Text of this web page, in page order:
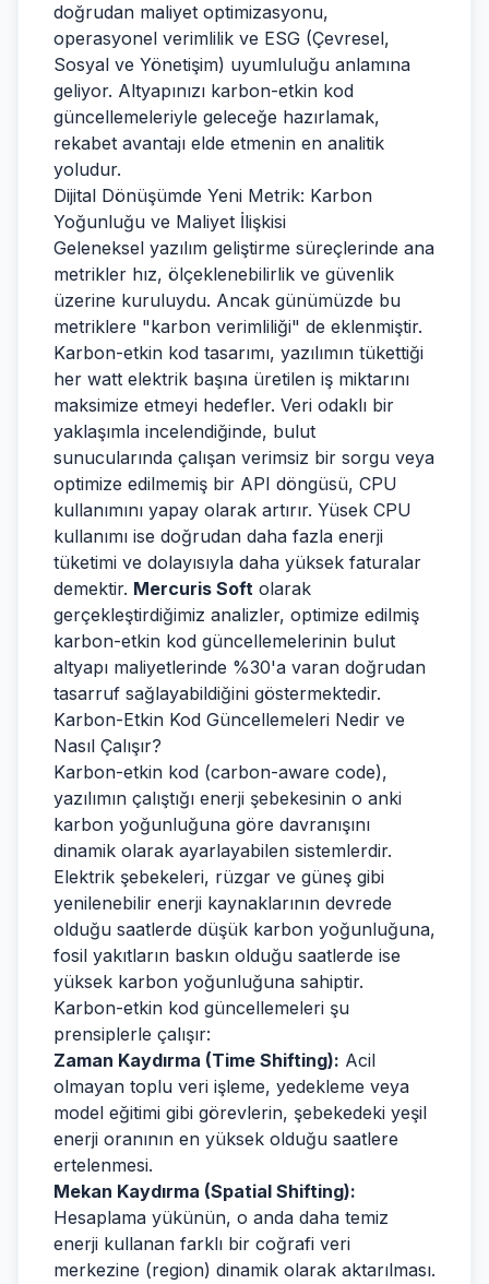
doğrudan maliyet optimizasyonu,
operasyonel verimlilik ve ESG (Çevresel,
Sosyal ve Yönetişim) uyumluluğu anlamına
geliyor. Altyapınızı karbon-etkin kod
güncellemeleriyle geleceğe hazırlamak,
rekabet avantajı elde etmenin en analitik
yoludur.
Dijital Dönüşümde Yeni Metrik: Karbon
Yoğunluğu ve Maliyet İlişkisi
Geleneksel yazılım geliştirme süreçlerinde ana
metrikler hız, ölçeklenebilirlik ve güvenlik
üzerine kuruluydu. Ancak günümüzde bu
metriklere "karbon verimliliği" de eklenmiştir.
Karbon-etkin kod tasarımı, yazılımın tükettiği
her watt elektrik başına üretilen iş miktarını
maksimize etmeyi hedefler. Veri odaklı bir
yaklaşımla incelendiğinde, bulut
sunucularında çalışan verimsiz bir sorgu veya
optimize edilmemiş bir API döngüsü, CPU
kullanımını yapay olarak artırır. Yüsek CPU
kullanımı ise doğrudan daha fazla enerji
tüketimi ve dolayısıyla daha yüksek faturalar
demektir. Mercuris Soft olarak
gerçekleştirdiğimiz analizler, optimize edilmiş
karbon-etkin kod güncellemelerinin bulut
altyapı maliyetlerinde %30'a varan doğrudan
tasarruf sağlayabildiğini göstermektedir.
Karbon-Etkin Kod Güncellemeleri Nedir ve
Nasıl Çalışır?
Karbon-etkin kod (carbon-aware code),
yazılımın çalıştığı enerji şebekesinin o anki
karbon yoğunluğuna göre davranışını
dinamik olarak ayarlayabilen sistemlerdir.
Elektrik şebekeleri, rüzgar ve güneş gibi
yenilenebilir enerji kaynaklarının devrede
olduğu saatlerde düşük karbon yoğunluğuna,
fosil yakıtların baskın olduğu saatlerde ise
yüksek karbon yoğunluğuna sahiptir.
Karbon-etkin kod güncellemeleri şu
prensiplerle çalışır:
Zaman Kaydırma (Time Shifting): Acil
olmayan toplu veri işleme, yedekleme veya
model eğitimi gibi görevlerin, şebekedeki yeşil
enerji oranının en yüksek olduğu saatlere
ertelenmesi.
Mekan Kaydırma (Spatial Shifting):
Hesaplama yükünün, o anda daha temiz
enerji kullanan farklı bir coğrafi veri
merkezine (region) dinamik olarak aktarılması.